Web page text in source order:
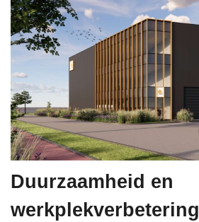
Duurzaamheid en
werkplekverbetering